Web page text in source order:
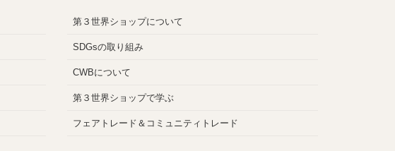
第３世界ショップについて
SDGsの取り組み
CWBについて
第３世界ショップで学ぶ
フェアトレード＆コミュニティトレード